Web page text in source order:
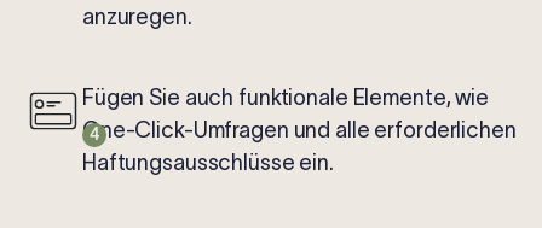
anzuregen.
4
Fügen Sie auch funktionale Elemente, wie
One-Click-Umfragen und alle erforderlichen
Haftungsausschlüsse ein.